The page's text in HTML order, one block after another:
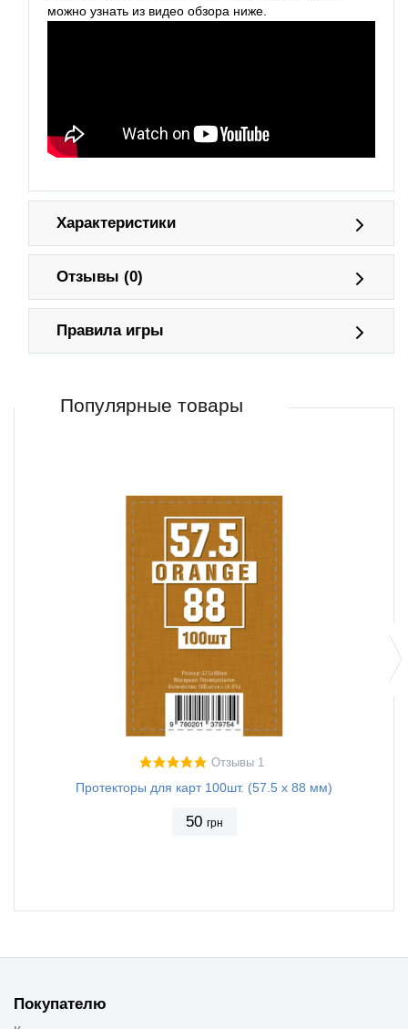
можно узнать из видео обзора ниже.
Характеристики
Отзывы (0)
Правила игры
Популярные товары
Отзывы 1
Протекторы для карт 100шт. (57.5 х 88 мм)
50 грн
Покупателю